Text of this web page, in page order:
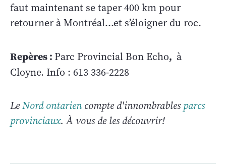
faut maintenant se taper 400 km pour
retourner à Montréal…et s’éloigner du roc.
Repères : Parc Provincial Bon Echo, à
Cloyne. Info : 613 336-2228
LeNord ontariencompte d'innombrablesparcs
provinciaux. À vous de les découvrir!